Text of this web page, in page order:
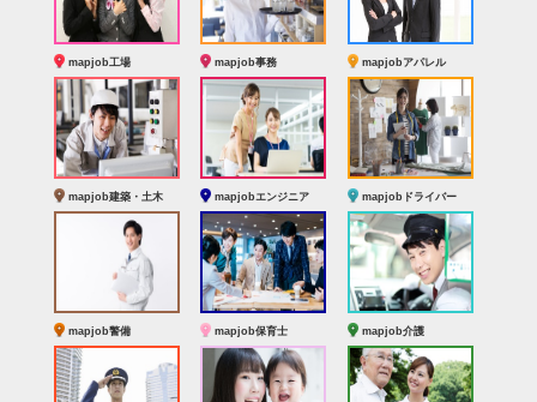
mapjob工場 mapjob事務 mapjobアパレル
mapjob建築・土木 mapjobエンジニア mapjobドライバー
mapjob警備 mapjob保育士 mapjob介護